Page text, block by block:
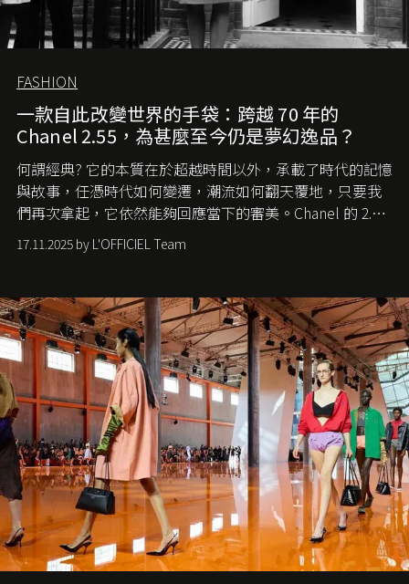
FASHION
一款自此改變世界的手袋：跨越 70 年的
Chanel 2.55，為甚麼至今仍是夢幻逸品？
何謂經典? 它的本質在於超越時間以外，承載了時代的記憶
與故事，任憑時代如何變遷，潮流如何翻天覆地，只要我
們再次拿起，它依然能夠回應當下的審美。Chanel 的 2.55
手袋更是這樣存在，自問世至今，一直有着舉足輕重的地
位。如果說每個女生的第一個夢想手袋是 Chanel，那 2.55
愛它的雋永與優雅。那麼這個手袋是怎麼誕生的呢？又為
甚麼取名叫 2.55 ？今天就由《L'Officiel HK》帶你穿越流金
歲月，回顧 2.55 的誕生故事。
17.11.2025 by L'OFFICIEL Team